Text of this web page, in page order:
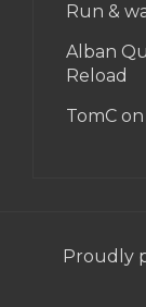
Run &
Alban
Reload
TomC on
Proudly